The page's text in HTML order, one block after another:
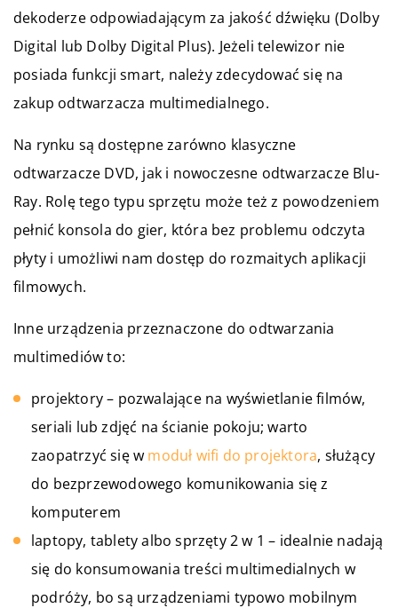
dekoderze odpowiadającym za jakość dźwięku (Dolby
Digital lub Dolby Digital Plus). Jeżeli telewizor nie
posiada funkcji smart, należy zdecydować się na
zakup odtwarzacza multimedialnego.
Na rynku są dostępne zarówno klasyczne
odtwarzacze DVD, jak i nowoczesne odtwarzacze Blu-
Ray. Rolę tego typu sprzętu może też z powodzeniem
pełnić konsola do gier, która bez problemu odczyta
płyty i umożliwi nam dostęp do rozmaitych aplikacji
filmowych.
Inne urządzenia przeznaczone do odtwarzania
multimediów to:
projektory – pozwalające na wyświetlanie filmów,
seriali lub zdjęć na ścianie pokoju; warto
zaopatrzyć się w moduł wifi do projektora, służący
do bezprzewodowego komunikowania się z
komputerem
laptopy, tablety albo sprzęty 2 w 1 – idealnie nadają
się do konsumowania treści multimedialnych w
podróży, bo są urządzeniami typowo mobilnym